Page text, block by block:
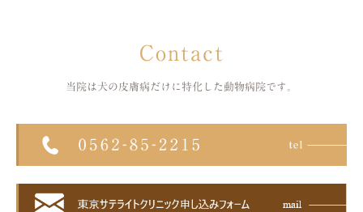
Contact
当院は犬の皮膚病だけに特化した 動物病院です。